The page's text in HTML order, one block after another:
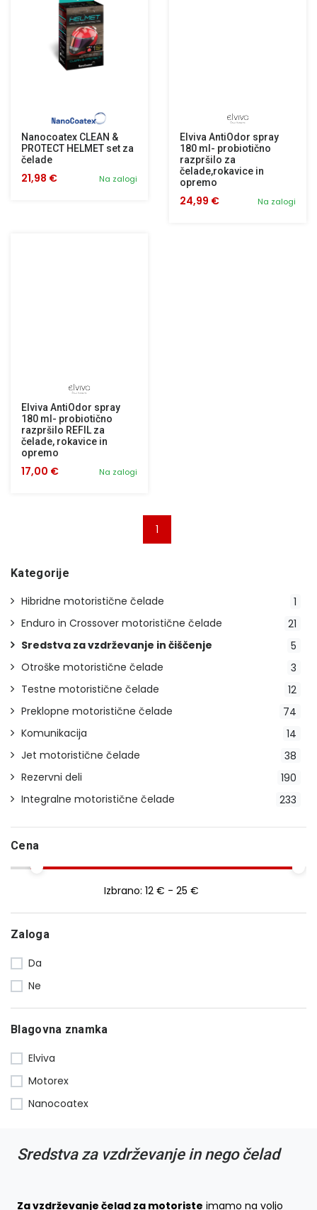
Nanocoatex CLEAN &
PROTECT HELMET set za
čelade
Na zalogi
21,98 €
Elviva AntiOdor spray
180 ml- probiotično
razpršilo za
čelade,rokavice in
opremo
Na zalogi
24,99 €
Elviva AntiOdor spray
180 ml- probiotično
razpršilo REFIL za
čelade, rokavice in
opremo
Na zalogi
17,00 €
1
Kategorije
1
Hibridne motoristične čelade
21
Enduro in Crossover motoristične čelade
5
Sredstva za vzdrževanje in čiščenje
3
Otroške motoristične čelade
12
Testne motoristične čelade
74
Preklopne motoristične čelade
14
Komunikacija
38
Jet motoristične čelade
190
Rezervni deli
233
Integralne motoristične čelade
Cena
Izbrano: 12 € - 25 €
Zaloga
Da
Ne
Blagovna znamka
Elviva
Motorex
Nanocoatex
Sredstva za vzdrževanje in nego čelad
Za vzdrževanje čelad za motoriste imamo na voljo